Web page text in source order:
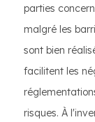
parties
malgré les
sont bien
facilitent les
risques. À